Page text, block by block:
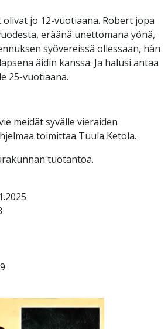
jo 12-vuotiaana. Robert jopa
eräänä unettomana yönä,
syövereissä ollessaan, hän
äidin kanssa. Ja halusi antaa
25-vuotiaana.
meidät syvälle vieraiden
toimittaa Tuula Ketola.
tuotantoa.